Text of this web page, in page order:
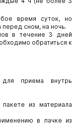
время суток, но
перед сном, на ночь.
в течение 3 дней
обратиться к
приема внутрь
из материала
в пачке из